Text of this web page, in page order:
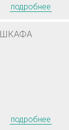
подробнее
ШКАФА
подробнее